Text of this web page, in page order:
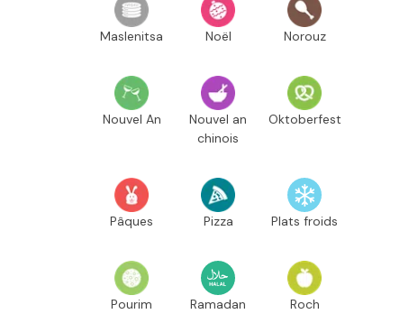
Maslenitsa Noël Norouz
Nouvel An
Nouvel an
chinois
Oktoberfest
Pâques Pizza Plats froids
Pourim Ramadan Roch